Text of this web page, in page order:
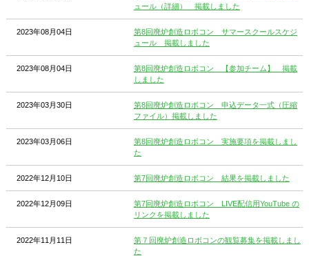
ュール（詳細） 掲載しました
2023年08月04日
第8回廃炉創造ロボコン サマースクールスケジ
ュール 掲載しました
2023年08月04日
第8回廃炉創造ロボコン 【参加チーム】 掲載
しました
2023年03月30日
第8回廃炉創造ロボコン 申込データ一式（圧縮
ファイル）掲載しました
2023年03月06日
第8回廃炉創造ロボコン 実施要項を掲載しまし
た
2022年12月10日 第7回廃炉創造ロボコン 結果を掲載しました
2022年12月09日
第7回廃炉創造ロボコン LIVE配信用YouTube の
リンクを掲載しました
2022年11月11日
第７回廃炉創造ロボコンの観覧募集を掲載しまし
た